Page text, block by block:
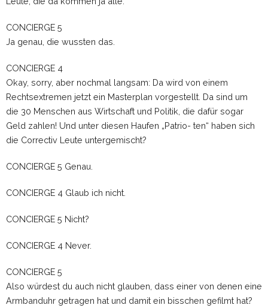
CONCIERGE 5
Ja genau, die wussten das.
CONCIERGE 4
Okay, sorry, aber nochmal langsam: Da wird von einem
Rechtsextremen jetzt ein Masterplan vorgestellt. Da sind um
die 30 Menschen aus Wirtschaft und Politik, die dafür sogar
Geld zahlen! Und unter diesen Haufen „Patrio- ten“ haben sich
die Correctiv Leute untergemischt?
CONCIERGE 5 Genau.
CONCIERGE 4 Glaub ich nicht.
CONCIERGE 5 Nicht?
CONCIERGE 4 Never.
CONCIERGE 5
Also würdest du auch nicht glauben, dass einer von denen eine
Armbanduhr getragen hat und damit ein bisschen gefilmt hat?